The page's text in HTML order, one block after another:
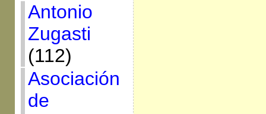
Antonio
Zugasti
(112)
Asociación
de